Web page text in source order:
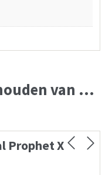
van …
Prophet X